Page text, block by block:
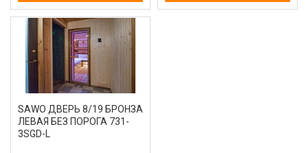
SAWO ДВЕРЬ 8/19 БРОНЗА
ЛЕВАЯ БЕЗ ПОРОГА 731-
3SGD-L